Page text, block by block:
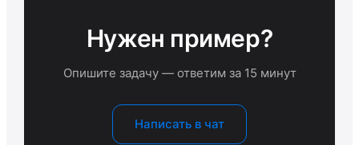
Нужен пример?
Опишите задачу — ответим за 15 минут
Написать в чат